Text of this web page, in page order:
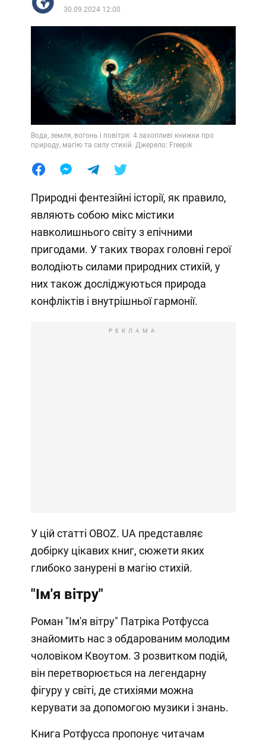
30.09.2024 12:00
Вода, земля, вогонь і повітря: 4 захопливі книжки про
природу, магію та силу стихій. Джерело: Freepik
Природні фентезійні історії, як правило,
являють собою мікс містики
навколишнього світу з епічними
пригодами. У таких творах головні герої
володіють силами природних стихій, у
них також досліджуються природа
конфліктів і внутрішньої гармонії.
РЕКЛАМА
У цій статті OBOZ. UA представляє
добірку цікавих книг, сюжети яких
глибоко занурені в магію стихій.
"Ім'я вітру"
Роман "Ім'я вітру" Патріка Ротфусса
знайомить нас з обдарованим молодим
чоловіком Квоутом. З розвитком подій,
він перетворюється на легендарну
фігуру у світі, де стихіями можна
керувати за допомогою музики і знань.
Книга Ротфусса пропонує читачам